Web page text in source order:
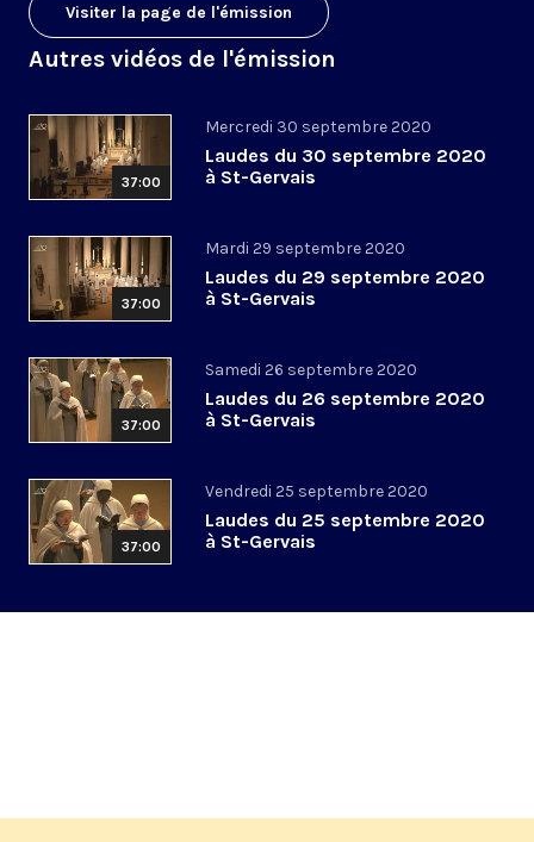
Visiter la page de l'émission
Autres vidéos de l'émission
37:00
Mercredi 30 septembre 2020
Laudes du 30 septembre 2020
à St-Gervais
37:00
Mardi 29 septembre 2020
Laudes du 29 septembre 2020
à St-Gervais
37:00
Samedi 26 septembre 2020
Laudes du 26 septembre 2020
à St-Gervais
37:00
Vendredi 25 septembre 2020
Laudes du 25 septembre 2020
à St-Gervais